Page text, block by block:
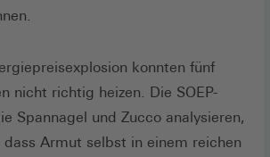
konnten fünf
nicht richtig heizen. Die SOEP-
Spannagel und Zucco analysieren,
Armut selbst in einem reichen